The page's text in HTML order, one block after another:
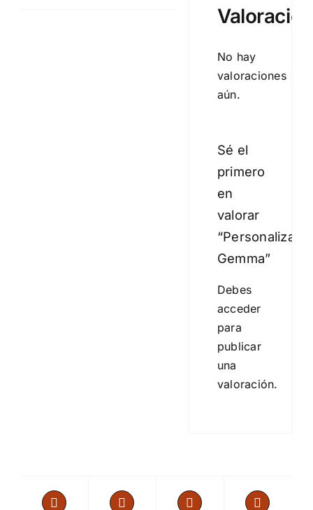
No hay
valoraciones
aún.
Sé el
primero
en
valorar
“Personalizado
Gemma”
Debes
acceder
para
publicar
una
valoración.